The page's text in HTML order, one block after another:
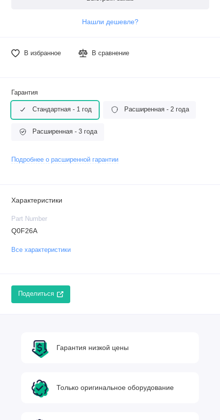
Нашли дешевле?
В избранное В сравнение
Гарантия
Стандартная - 1 год Расширенная - 2 года
Расширенная - 3 года
Подробнее о расширенной гарантии
Характеристики
Part Number
Q0F26A
Все характеристики
Поделиться
Гарантия низкой цены
Только оригинальное оборудование